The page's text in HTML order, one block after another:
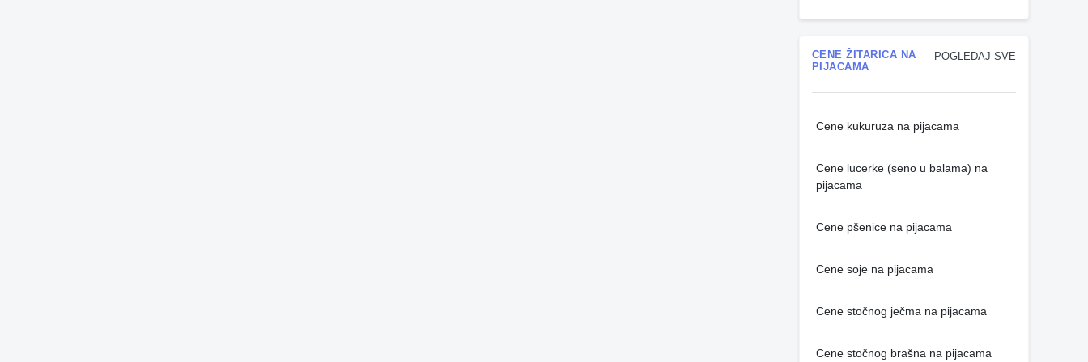
POGLEDAJ SVE
CENE ŽITARICA NA
PIJACAMA
Cene kukuruza na pijacama
Cene lucerke (seno u balama) na
pijacama
Cene pšenice na pijacama
Cene soje na pijacama
Cene stočnog ječma na pijacama
Cene stočnog brašna na pijacama